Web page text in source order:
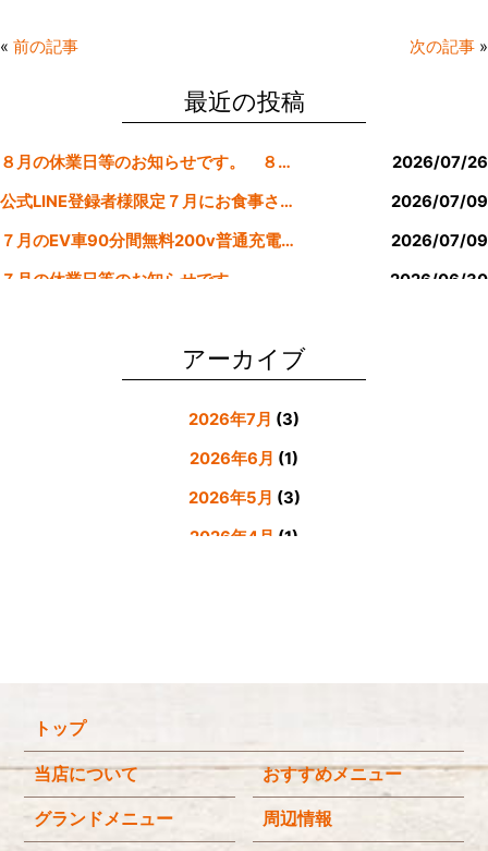
e
k
« 前の記事 次の記事 »
最近の投稿
８月の休業日等のお知らせです。 ８月より定休日は金曜日のみにします。
2026/07/26
公式LINE登録者様限定７月にお食事された方にサービスクーポン発行
2026/07/09
７月のEV車90分間無料200v普通充電クーポン券！！
2026/07/09
７月の休業日等のお知らせです。
2026/06/30
アーカイブ
2026年7月 (3)
2026年6月 (1)
2026年5月 (3)
2026年4月 (1)
2025年9月(3)
2025年8月(4)
トップ
当店について おすすめメニュー
グランドメニュー 周辺情報